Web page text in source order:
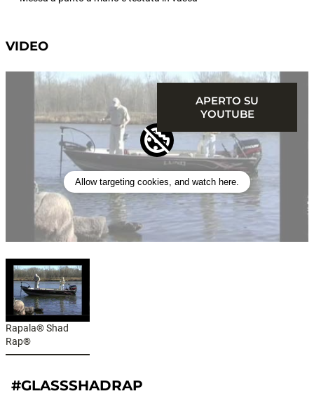
VIDEO
Allow targeting cookies, and watch here.
APERTO SU
YOUTUBE
Rapala® Shad
Rap®
#GLASSSHADRAP